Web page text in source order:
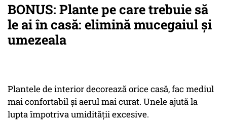
BONUS: Plante pe care trebuie să
le ai în casă: elimină mucegaiul și
umezeala
Plantele de interior decorează orice casă, fac mediul
mai confortabil și aerul mai curat. Unele ajută la
lupta împotriva umidității excesive.